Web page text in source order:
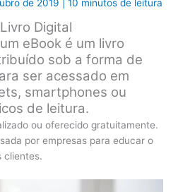
de 2019 |10 minutos de leitura
Digital
eBook é um livro
sob a forma de
ser acessado em
smartphones ou
de leitura.
ou oferecido gratuitamente.
por empresas para educar o
clientes.